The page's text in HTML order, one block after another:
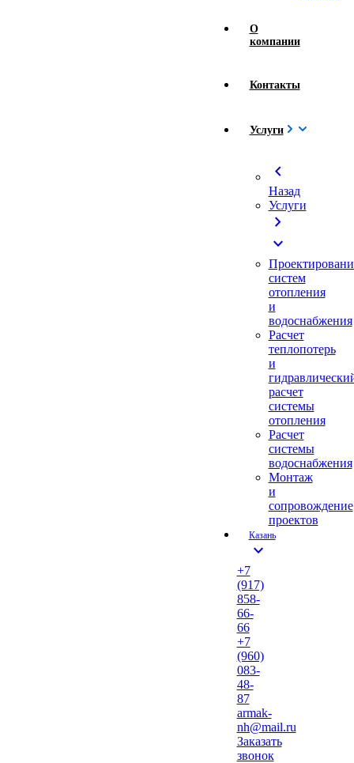
О
компании
Контакты
Услуги
chevron_left
Назад
Услуги
chevron_right
expand_more
систем
отопления
и
водоснабжения
Расчет
теплопотерь
и
расчет
системы
отопления
Расчет
системы
водоснабжения
Монтаж
и
сопровождение
проектов
Казань
expand_more
+7
(917)
858-
66-
66
+7
(960)
083-
48-
87
armak-
nh@mail.ru
Заказать
звонок